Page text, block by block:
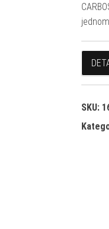
SKU: